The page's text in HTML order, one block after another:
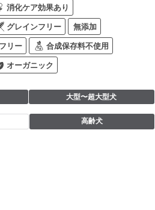
消化ケア効果あり
グレインフリー 無添加
リー 合成保存料不使用
オーガニック
大型〜超大型犬
高齢犬